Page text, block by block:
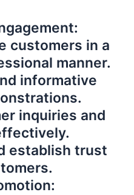
customers in a
manner.
informative
inquiries and
establish trust